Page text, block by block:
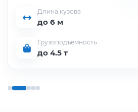
Длина кузова
до 6 м
Грузоподъёмность
до 4.5 т